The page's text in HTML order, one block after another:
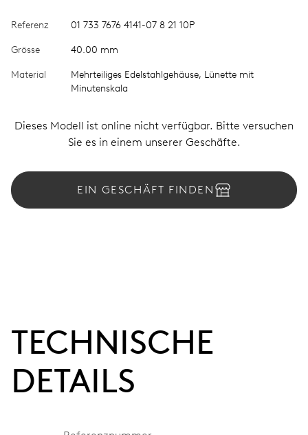
Referenz 01 733 7676 4141-07 8 21 10P
Grösse 40.00 mm
Material
Mehrteiliges Edelstahlgehäuse, Lünette mit
Minutenskala
Dieses Modell ist online nicht verfügbar. Bitte versuchen
Sie es in einem unserer Geschäfte.
EIN GESCHÄFT FINDEN
TECHNISCHE
DETAILS